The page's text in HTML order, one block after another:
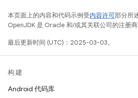
本页面上的内容和代码示例受内容许可部分所
OpenJDK 是 Oracle 和/或其关联公司的注册商
最后更新时间 (UTC)：2025-03-03。
构建
Android 代码库